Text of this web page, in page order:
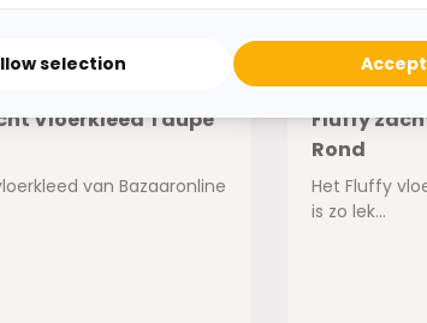
Vloerkleed Taupe
van Bazaaronline
Fluffy
Rond
Het Fluffy
is zo lek...
selection